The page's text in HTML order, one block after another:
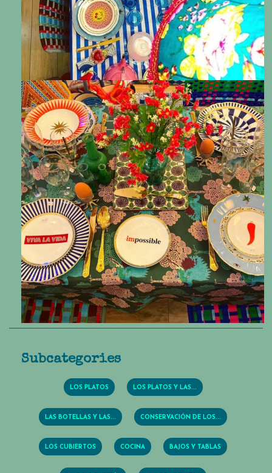
Subcategories
LOS PLATOS LOS PLATOS Y LAS...
LAS BOTELLAS Y LAS... CONSERVACIÓN DE LOS...
LOS CUBIERTOS COCINA BAJOS Y TABLAS